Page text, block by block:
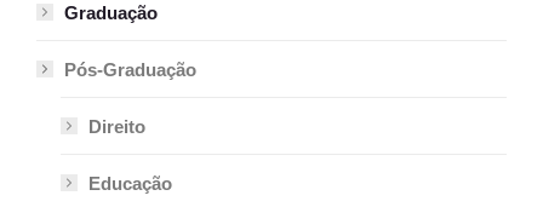
Graduação
Pós-Graduação
Direito
Educação